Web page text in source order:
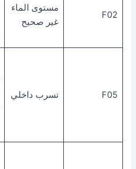
F02
مستوى الماء
غير صحيح
F05 تسرب داخلي